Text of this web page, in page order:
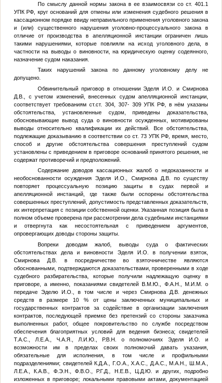
По смыслу данной нормы закона в ее взаимосвязи со ст. 401.1
УПК РФ, круг оснований для отмены или изменения судебного решения в
кассационном порядке ввиду неправильного применения уголовного закона
и (или) существенного нарушения уголовно-процессуального закона в
отличие от производства в апелляционной инстанции ограничен лишь
такими нарушениями, которые повлияли на исход уголовного дела, в
частности на выводы о виновности, на юридическую оценку содеянного,
назначение судом наказания.
Таких нарушений закона по данному уголовному делу не
допущено.
Обвинительный приговор в отношении Эделя И.О. и Смирнова
Д.В., с учетом изменений, внесенных судом апелляционной инстанции,
соответствует требованиям ст.ст. 304, 307- 309 УПК РФ, в нём указаны
обстоятельства, установленные судом, приведены доказательства,
обосновывающие вывод суда о виновности осужденных, мотивированы
выводы относительно квалификации их действий. Все обстоятельства,
подлежащие доказыванию в соответствии со ст. 73 УПК РФ, время, место,
способ и другие обстоятельства совершения преступлений судом
установлены с приведением в приговоре оснований принятого решения, не
содержат противоречий и предположений.
Содержание доводов кассационных жалоб о недоказанности и
необоснованности осуждения Эделя И.О., Смирнова Д.В. по существу
повторяет процессуальную позицию защиты в судах первой и
апелляционной инстанций, где также были оспорены обстоятельства
совершенных преступлений, допустимость представленных доказательств,
их интерпретация с позиции собственной оценки. Указанная позиция была в
полном объеме проверена при рассмотрении дела судебными инстанциями
и отвергнута как несостоятельная с приведением аргументов,
опровергающих доводы стороны защиты.
Вопреки доводам жалоб, выводы суда о фактических
обстоятельствах дела и виновности Эделя И.О. в получении взяток,
Смирнова Д.В. в посредничестве во взяточничестве являются
обоснованными, подтверждаются доказательствами, проверенными в ходе
судебного разбирательства, которые получили надлежащую оценку в
приговоре, а именно, показаниями свидетелейВ.М.Ю. Ф.А.Н. М.И.М.
о
передаче Эделю И.О., в том числе и через Смирнова Д.В. денежных
средств в размере 10 % от цены заключенных муниципальных и
государственных контрактов за содействие в организации заключения
контрактов, последующей приемке без претензий со стороны заказчика
выполненных работ, общее покровительство по службе посредством
обеспечения благоприятных условий для ведения бизнеса; свидетелей
Т.А.С.
Л.Е.А. ,Ч.А.Я. Л.И.Ю. ,Р.В.Н.
о полномочиях Эделя И.О. и
возможности им в пределах своих полномочий давать указания,
обязательные для исполнения, в том числе и профильными
подразделениями; свидетелейК.Д.А. Г.О.А. ,Х.А.С. Д.А.С. ,М.А.Н. ,Ш.М.А.
Л.Е.А.
,К.А.В. Ф.Э.Н. ,Ф.В.О. ,Р.Г.Д. Н.Е.В. ,Ц.Д.Ю.
и других, подробно
изложенных в приговоре; локальными правовыми актами, документацией